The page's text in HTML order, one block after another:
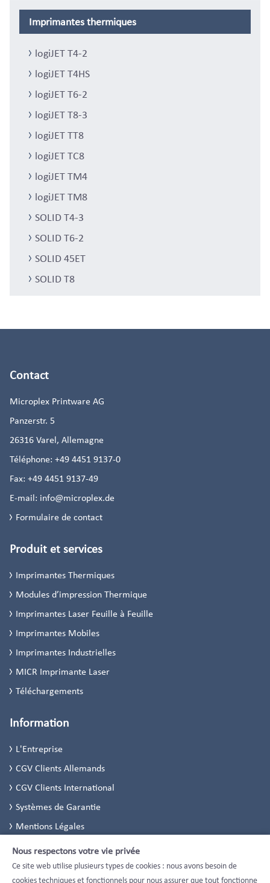
Imprimantes thermiques
logiJET T4-2
logiJET T4HS
logiJET T6-2
logiJET T8-3
logiJET TT8
logiJET TC8
logiJET TM4
logiJET TM8
SOLID T4-3
SOLID T6-2
SOLID 45ET
SOLID T8
Contact
Microplex Printware AG
Panzerstr. 5
26316 Varel, Allemagne
Téléphone: +49 4451 9137-0
Fax: +49 4451 9137-49
E-mail: info@microplex.de
Formulaire de contact
Produit et services
Imprimantes Thermiques
Modules d’impression Thermique
Imprimantes Laser Feuille à Feuille
Imprimantes Mobiles
Imprimantes Industrielles
MICR Imprimante Laser
Téléchargements
Information
L'Entreprise
CGV Clients Allemands
CGV Clients International
Systèmes de Garantie
Mentions Légales
Politique de Confidentialité
Paramètres de confidentialité
Nous respectons votre vie privée
Ce site web utilise plusieurs types de cookies : nous avons besoin de
cookies techniques et fonctionnels pour nous assurer que tout fonctionne